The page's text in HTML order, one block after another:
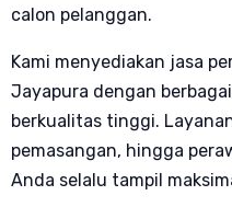
calon pelanggan.
Kami menyediakan jasa
Jayapura dengan
berkualitas tinggi.
pemasangan, hingga
Anda selalu tampil